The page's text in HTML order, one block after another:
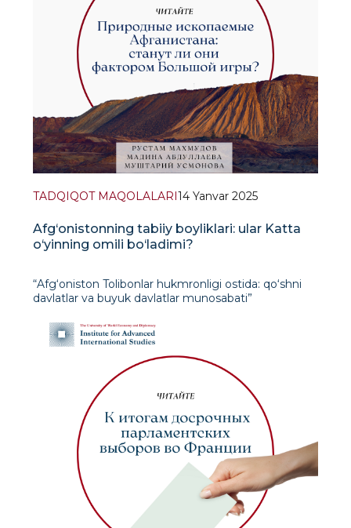
TADQIQOT MAQOLALARI14 Yanvar 2025
Afg‘onistonning tabiiy boyliklari: ular Katta
o‘yinning omili bo‘ladimi?
“Afg‘oniston Tolibonlar hukmronligi ostida: qo‘shni
davlatlar va buyuk davlatlar munosabati”
Siyosatshunoslik kafedrasi katta o‘qituvchisi Madina
Abdullayeva va IXTI ilmiy xodimi